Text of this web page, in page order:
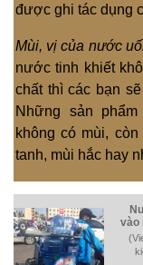
được ghi tác dụng
Mùi, vị của nước
nước tinh khiết
chất thì các bạn
Những sản
không có mùi,
tanh, mùi hắc hay
vào